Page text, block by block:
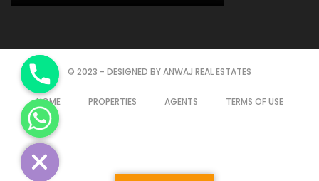
© 2023 - DESIGNED BY ANWAJ REAL ESTATES
HOME PROPERTIES AGENTS TERMS OF USE
Hide
chaty